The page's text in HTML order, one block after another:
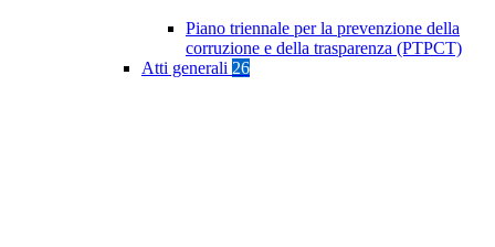
Piano triennale per la prevenzione della
corruzione e della trasparenza (PTPCT)
Atti generali 26